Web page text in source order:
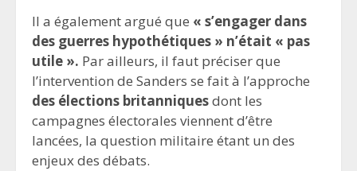
Il a également argué que « s’engager dans
des guerres hypothétiques » n’était « pas
utile ». Par ailleurs, il faut préciser que
l’intervention de Sanders se fait à l’approche
des élections britanniquesdont les
campagnes électorales viennent d’être
lancées, la question militaire étant un des
enjeux des débats.